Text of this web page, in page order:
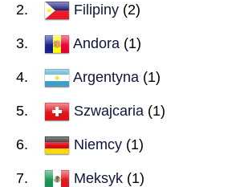
Filipiny (2)
Andora (1)
Argentyna (1)
Szwajcaria (1)
Niemcy (1)
Meksyk (1)